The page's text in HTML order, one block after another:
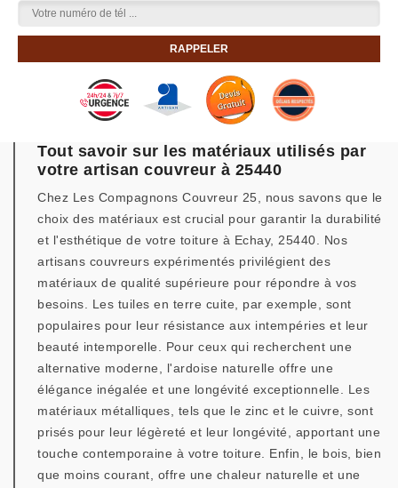
Tout savoir sur les matériaux utilisés par
votre artisan couvreur à 25440
Chez Les Compagnons Couvreur 25, nous savons que le
choix des matériaux est crucial pour garantir la durabilité
et l'esthétique de votre toiture à Echay, 25440. Nos
artisans couvreurs expérimentés privilégient des
matériaux de qualité supérieure pour répondre à vos
besoins. Les tuiles en terre cuite, par exemple, sont
populaires pour leur résistance aux intempéries et leur
beauté intemporelle. Pour ceux qui recherchent une
alternative moderne, l'ardoise naturelle offre une
élégance inégalée et une longévité exceptionnelle. Les
matériaux métalliques, tels que le zinc et le cuivre, sont
prisés pour leur légèreté et leur longévité, apportant une
touche contemporaine à votre toiture. Enfin, le bois, bien
que moins courant, offre une chaleur naturelle et une